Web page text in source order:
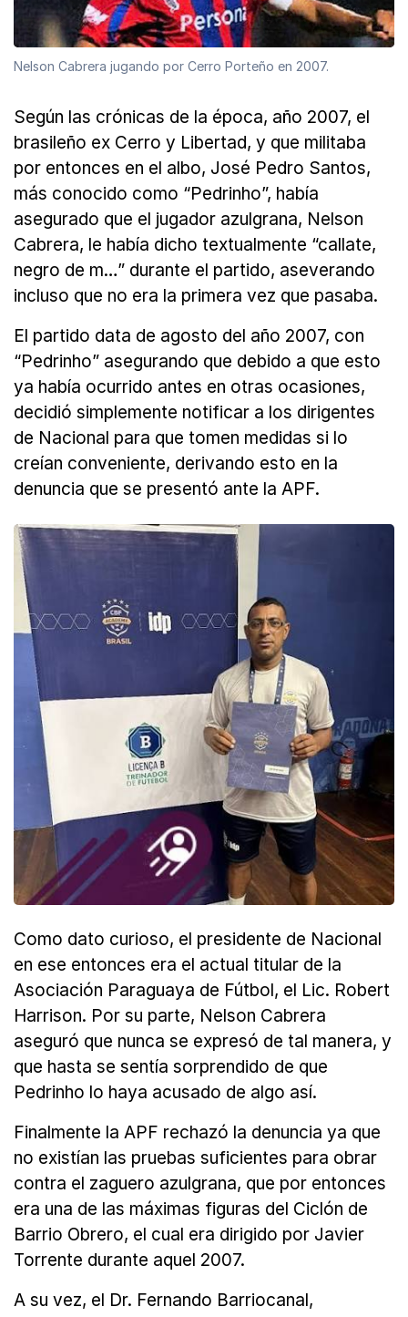
Nelson Cabrera jugando por Cerro Porteño en 2007.
Según las crónicas de la época, año 2007, el
brasileño ex Cerro y Libertad, y que militaba
por entonces en el albo, José Pedro Santos,
más conocido como “Pedrinho”, había
asegurado que el jugador azulgrana, Nelson
Cabrera, le había dicho textualmente “callate,
negro de m…” durante el partido, aseverando
incluso que no era la primera vez que pasaba.
El partido data de agosto del año 2007, con
“Pedrinho” asegurando que debido a que esto
ya había ocurrido antes en otras ocasiones,
decidió simplemente notificar a los dirigentes
de Nacional para que tomen medidas si lo
creían conveniente, derivando esto en la
denuncia que se presentó ante la APF.
Como dato curioso, el presidente de Nacional
en ese entonces era el actual titular de la
Asociación Paraguaya de Fútbol, el Lic. Robert
Harrison. Por su parte, Nelson Cabrera
aseguró que nunca se expresó de tal manera, y
que hasta se sentía sorprendido de que
Pedrinho lo haya acusado de algo así.
Finalmente la APF rechazó la denuncia ya que
no existían las pruebas suficientes para obrar
contra el zaguero azulgrana, que por entonces
era una de las máximas figuras del Ciclón de
Barrio Obrero, el cual era dirigido por Javier
Torrente durante aquel 2007.
A su vez, el Dr. Fernando Barriocanal,